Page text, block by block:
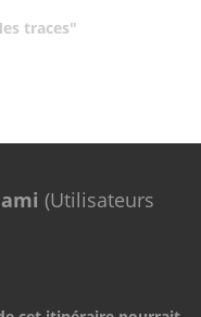
traces"
(Utilisateurs